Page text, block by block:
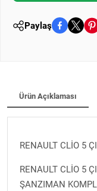
Paylaş
Ürün Açıklaması
RENAULT CLİO 5
RENAULT CLİO 5
ŞANZIMAN